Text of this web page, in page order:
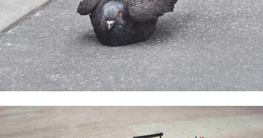
+ CONNECTEZ-VOUS
OÙ TROUVER VOTRE N° ?
Votre numéro de commande